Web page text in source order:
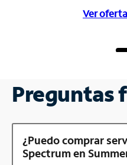
Ver
Preguntas
¿Puedo comprar
Spectrum en